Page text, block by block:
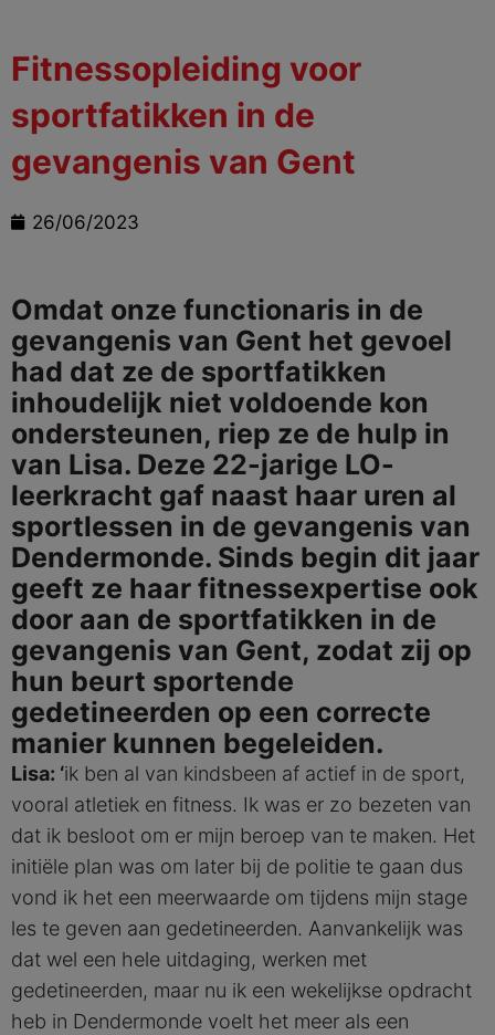
Fitnessopleiding voor
sportfatikken in de
gevangenis van Gent
26/06/2023
Omdat onze functionaris in de
gevangenis van Gent het gevoel
had dat ze de sportfatikken
inhoudelijk niet voldoende kon
ondersteunen, riep ze de hulp in
van Lisa. Deze 22-jarige LO-
leerkracht gaf naast haar uren al
sportlessen in de gevangenis van
Dendermonde. Sinds begin dit jaar
geeft ze haar fitnessexpertise ook
door aan de sportfatikken in de
gevangenis van Gent, zodat zij op
hun beurt sportende
gedetineerden op een correcte
manier kunnen begeleiden.
Lisa: ‘ik ben al van kindsbeen af actief in de sport,
vooral atletiek en fitness. Ik was er zo bezeten van
dat ik besloot om er mijn beroep van te maken. Het
initiële plan was om later bij de politie te gaan dus
vond ik het een meerwaarde om tijdens mijn stage
les te geven aan gedetineerden. Aanvankelijk was
dat wel een hele uitdaging, werken met
gedetineerden, maar nu ik een wekelijkse opdracht
heb in Dendermonde voelt het meer als een